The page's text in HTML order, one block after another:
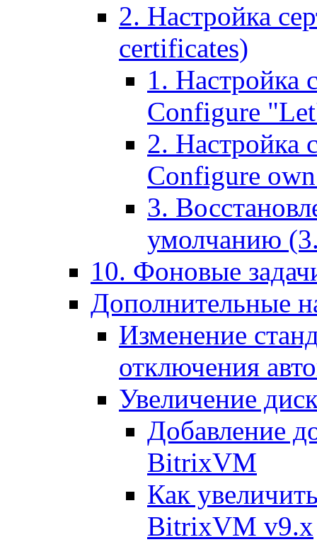
2. Настройка
certificates)
1. Настройка
Configure
2. Настройка
Configure
3.
умолчанию
10. Фоновые
Дополнительные
Изменение
отключения
Увеличение
Добавление
BitrixVM
Как
BitrixVM v9.x